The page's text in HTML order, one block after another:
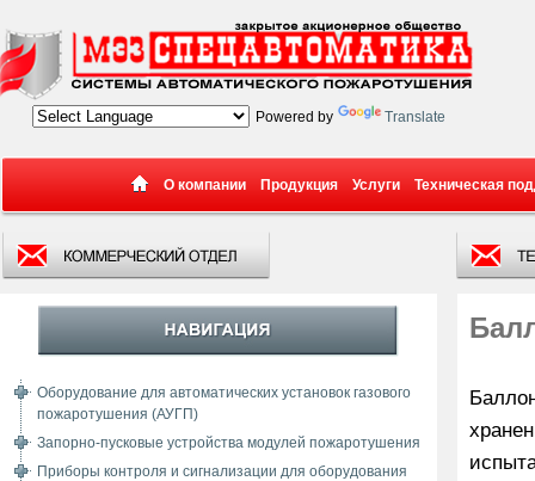
Powered by Translate
О компании Продукция Услуги Техническая
Оборудование для автоматических установок газового
пожаротушения (АУГП)
Запорно-пусковые устройства модулей пожаротушения
Приборы контроля и сигнализации для оборудования